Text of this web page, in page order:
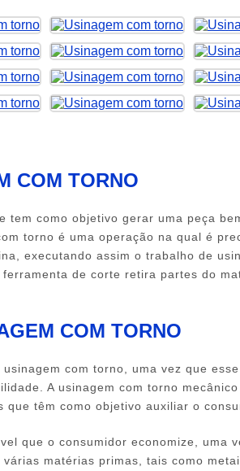
COM TORNO
tem como objetivo gerar uma peça
torno é uma operação na qual é
executando assim o trabalho de
de corte retira partes do
COM TORNO
usinagem com torno , uma vez que
A usinagem com torno
têm como objetivo auxiliar o
que o consumidor economize, uma
matérias primas, tais como